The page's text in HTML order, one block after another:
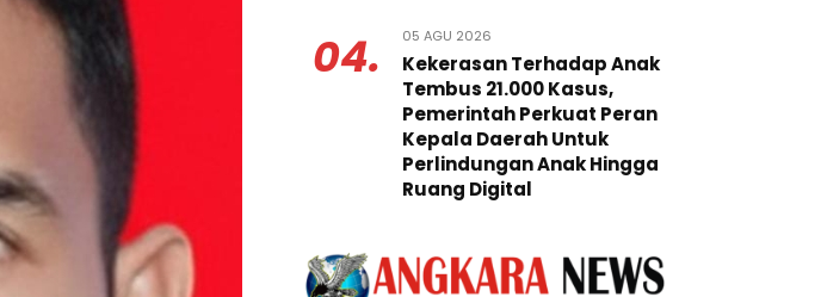
04. 05 AGU 2026
Kekerasan Terhadap Anak
Tembus 21.000 Kasus,
Pemerintah Perkuat Peran
Kepala Daerah Untuk
Perlindungan Anak Hingga
Ruang Digital